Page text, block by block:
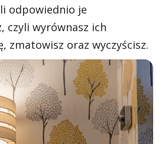
odpowiednio je
czyli wyrównasz ich
zmatowisz oraz wyczyścisz.